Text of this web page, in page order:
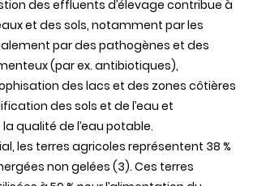
des effluents d’élevage contribue à
et des sols, notamment par les
par des pathogènes et des
(par ex. antibiotiques),
des lacs et des zones côtières
des sols et de l’eau et
qualité de l’eau potable.
les terres agricoles représentent 38 %
non gelées (3). Ces terres